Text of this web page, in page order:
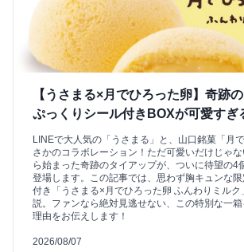
【うさまる×月でひろった卵】奇跡
ぷっくりシール付きBOXが可愛すぎ
LINEで大人気の「うさまる」と、山口銘菓「月
さかのコラボレーション！ただ可愛いだけじゃ
ら始まった奇跡のタイアップが、ついに待望の4
登場します。この記事では、思わず胸キュンな
付き「うさまる×月でひろった卵 ふんわりミル
説。ファンなら絶対見逃せない、この特別な一
理由をお伝えします！
2026/08/07